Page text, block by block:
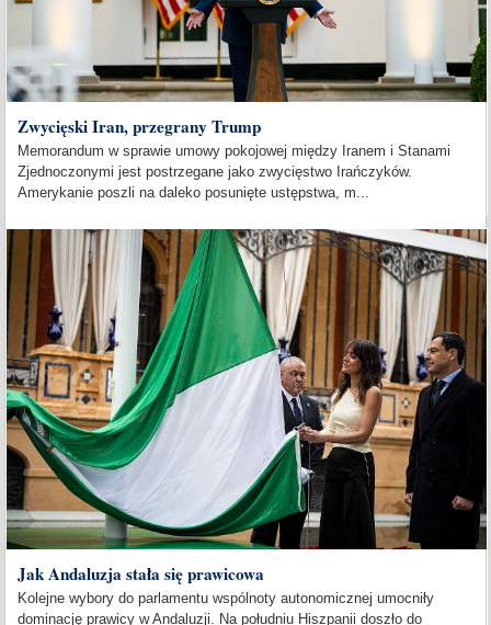
Zwycięski Iran, przegrany Trump
Memorandum w sprawie umowy pokojowej między Iranem i Stanami
Zjednoczonymi jest postrzegane jako zwycięstwo Irańczyków.
Amerykanie poszli na daleko posunięte ustępstwa, m...
Jak Andaluzja stała się prawicowa
Kolejne wybory do parlamentu wspólnoty autonomicznej umocniły
dominację prawicy w Andaluzji. Na południu Hiszpanii doszło do